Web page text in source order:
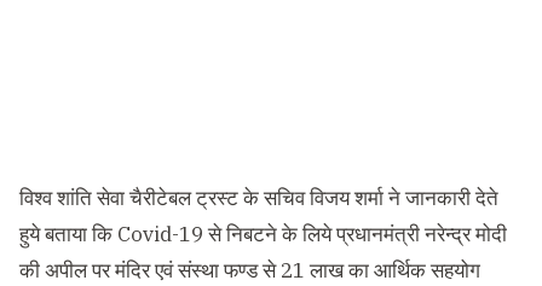
विश्व शांति सेवा चैरीटेबल ट्रस्ट के सचिव विजय शर्मा ने जानकारी देते
हुये बताया कि Covid-19 से निबटने के लिये प्रधानमंत्री नरेन्द्र मोदी
की अपील पर मंदिर एवं संस्था फण्ड से 21 लाख का आर्थिक सहयोग